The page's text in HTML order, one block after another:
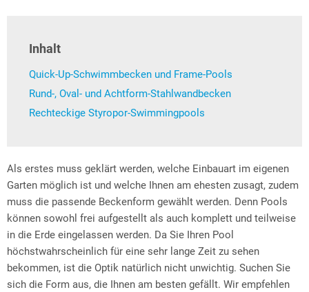
Inhalt
Quick-Up-Schwimmbecken und Frame-Pools
Rund-, Oval- und Achtform-Stahlwandbecken
Rechteckige Styropor-Swimmingpools
Als erstes muss geklärt werden, welche Einbauart im eigenen
Garten möglich ist und welche Ihnen am ehesten zusagt, zudem
muss die passende Beckenform gewählt werden. Denn Pools
können sowohl frei aufgestellt als auch komplett und teilweise
in die Erde eingelassen werden. Da Sie Ihren Pool
höchstwahrscheinlich für eine sehr lange Zeit zu sehen
bekommen, ist die Optik natürlich nicht unwichtig. Suchen Sie
sich die Form aus, die Ihnen am besten gefällt. Wir empfehlen